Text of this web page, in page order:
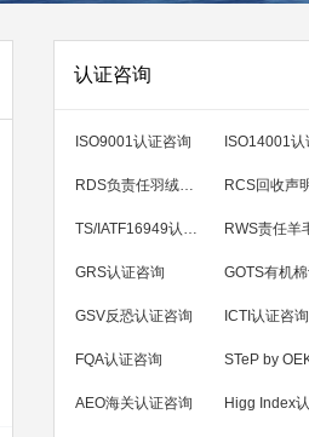
认证咨询
ISO9001认证咨询
RDS负责任羽绒标准认证咨询
TS/IATF16949认证咨询
GRS认证咨询
GSV反恐认证咨询 ICTI认证咨询
FQA认证咨询
AEO海关认证咨询